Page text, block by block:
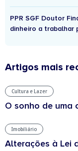
PPR SGF Doutor
dinheiro a trabalhar
Artigos mais
Cultura e Lazer
O sonho de uma
Imobiliário
Alterações à Lei